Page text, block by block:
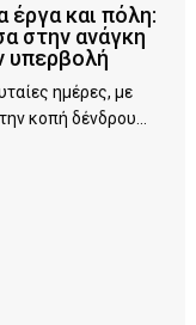
έργα και πόλη:
στην ανάγκη
υπερβολή
ημέρες, με
κοπή δένδρου...